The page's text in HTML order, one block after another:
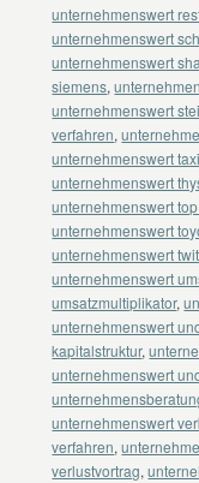
unternehmenswert
unternehmenswert
unternehmenswert
siemens,
unternehmenswert
verfahren,
unternehmenswert taxi
unternehmenswert
unternehmenswert
unternehmenswert
unternehmenswert
unternehmenswert
umsatzmultiplikator,
unternehmenswert
kapitalstruktur,
unternehmenswert
unternehmenswert
verfahren,
verlustvortrag,